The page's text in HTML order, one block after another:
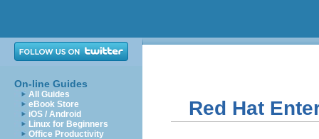
On-line Guides
All Guides
eBook Store
iOS / Android
Linux for Beginners
Office Productivity
Red Hat